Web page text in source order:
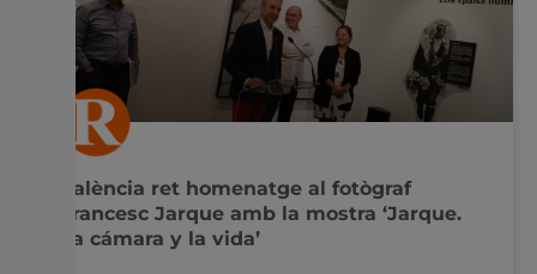
València ret homenatge al fotògraf
Francesc Jarque amb la mostra ‘Jarque.
La cámara y la vida’